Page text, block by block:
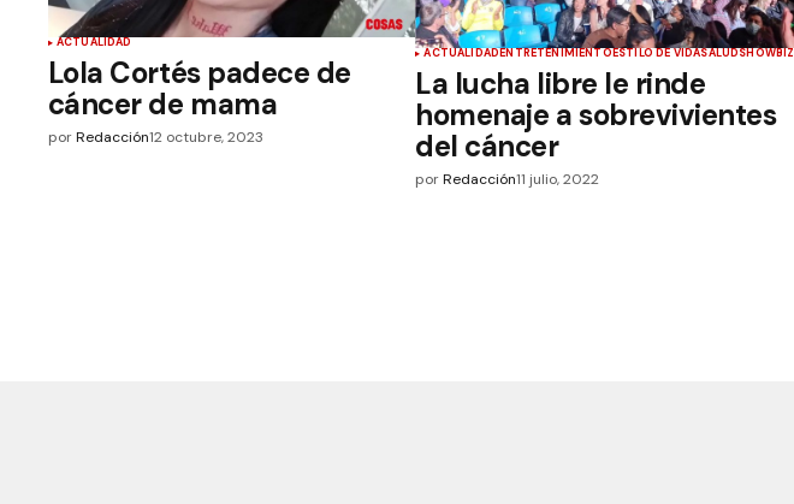
ACTUALIDAD
Lola Cortés padece de
cáncer de mama
porRedacción12 octubre, 2023
ACTUALIDADENTRETENIMIENTOESTILO DE VIDASALUDSHOWBIZ
La lucha libre le rinde
homenaje a sobrevivientes
del cáncer
por Redacción11 julio, 2022